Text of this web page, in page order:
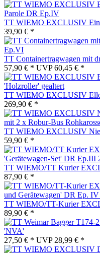
TT WIEMO EXCLUSIV
39,90 € *
TT Containertragwagen mit
57,90 € * UVP60,45 € *
TT WIEMO EXCLUSIV
269,90 € *
TT WIEMO EXCLUSIV
59,90 € *
TT WIEMO/TT Kurier
87,90 € *
TT WIEMO/TT-Kurier
89,90 € *
'NVA'
27,50 € * UVP 28,99 € *